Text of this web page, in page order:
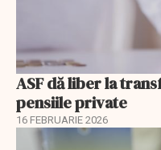
ASF dă liber la
pensiile private
16 FEBRUARIE 2026